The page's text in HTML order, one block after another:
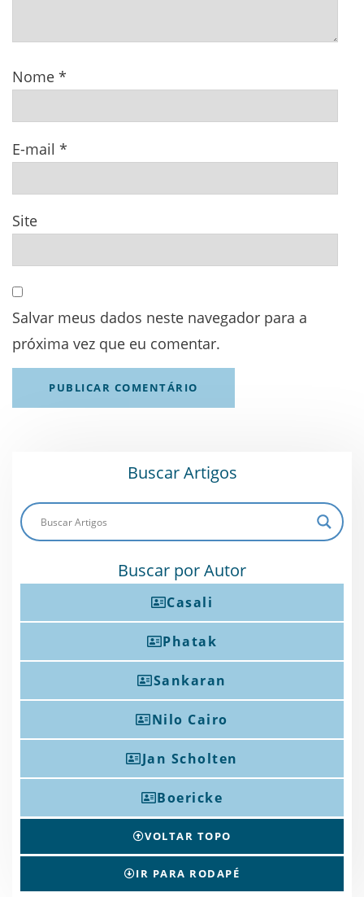
Nome *
E-mail *
Site
Salvar meus dados neste navegador para a
próxima vez que eu comentar.
Buscar Artigos
Buscar por Autor
Casali
Phatak
Sankaran
Nilo Cairo
Jan Scholten
Boericke
VOLTAR TOPO
IR PARA RODAPÉ